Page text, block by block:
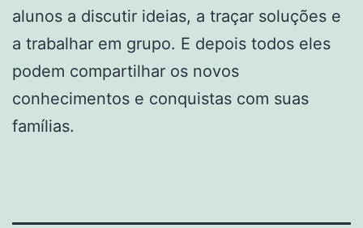
alunos a discutir ideias, a traçar soluções e
a trabalhar em grupo. E depois todos eles
podem compartilhar os novos
conhecimentos e conquistas com suas
famílias.